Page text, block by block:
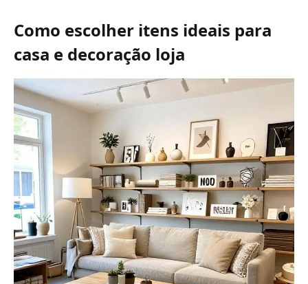
Como escolher itens ideais para
casa e decoração loja